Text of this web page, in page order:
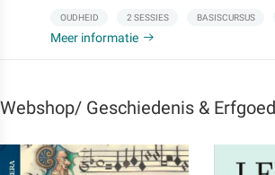
OUDHEID 2 SESSIES BASISCURSUS
Meer informatie
Webshop/ Geschiedenis & Erfgoed